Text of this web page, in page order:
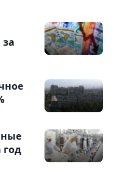
год